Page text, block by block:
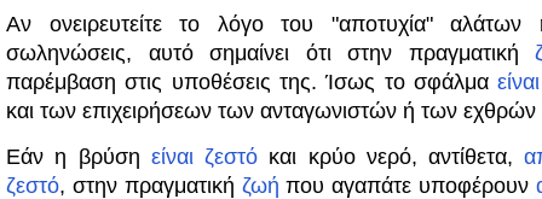
Αν ονειρευτείτε το λόγο του "αποτυχία" αλάτων
σωληνώσεις, αυτό σημαίνει ότι στην πραγματική
παρέμβαση στις υποθέσεις της. Ίσως το σφάλμαείναι
και των επιχειρήσεων των ανταγωνιστών ή των
Εάν η βρύση είναι ζεστό και κρύο νερό, αντίθετα,
ζεστό, στην πραγματική ζωή που αγαπάτε υποφέρουν